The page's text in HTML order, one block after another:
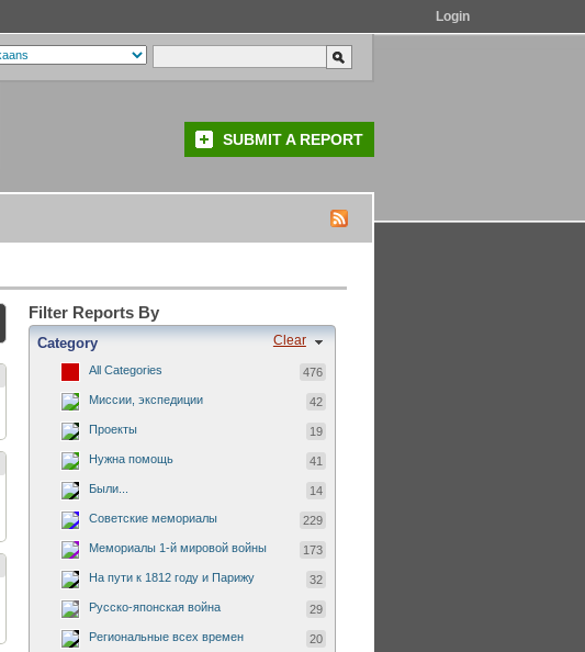
Login
SUBMIT A REPORT
Filter Reports By
Clear
Category
All Categories 476
Миссии, экспедиции 42
Проекты 19
Нужна помощь 41
Были... 14
Советские мемориалы 229
Мемориалы 1-й мировой войны 173
На пути к 1812 году и Парижу 32
Русско-японская война 29
Региональные всех времен 20